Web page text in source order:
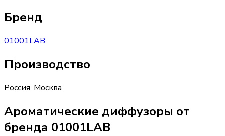
Бренд
01001LAB
Производство
Россия, Москва
Ароматические диффузоры от
бренда 01001LAB